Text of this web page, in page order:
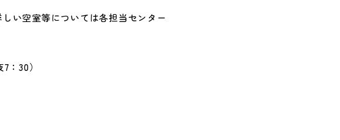
い空室等については各担当センター
：30）